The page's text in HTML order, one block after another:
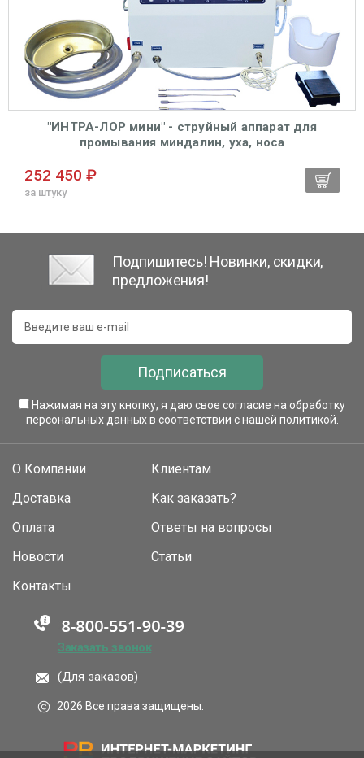
"ИНТРА-ЛОР мини" - струйный аппарат для
промывания миндалин, уха, носа
252 450 ₽
за штуку
Подпишитесь! Новинки, скидки,
предложения!
Подписаться
Нажимая на эту кнопку, я даю свое согласие на обработку
персональных данных в соответствии с нашей политикой
О Компании
Доставка
Оплата
Новости
Клиентам
Как заказать?
Ответы на вопросы
Статьи
Контакты
Заказать звонок
(Для заказов)
2026 Все права защищены.